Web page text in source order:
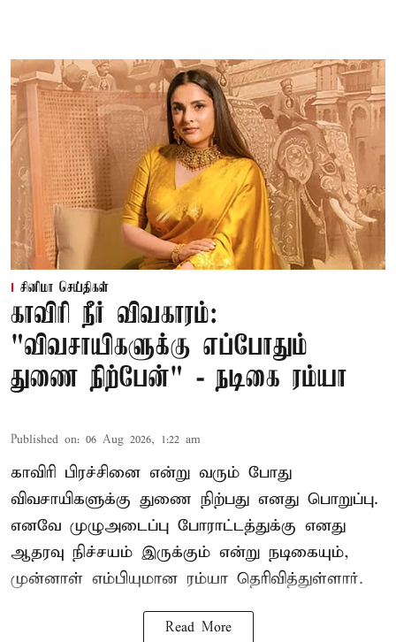
சினிமா செய்திகள்
காவிரி நீர் விவகாரம்:
"விவசாயிகளுக்கு எப்போதும்
துணை நிற்பேன்" - நடிகை ரம்யா
Published on: 06 Aug 2026, 1:22 am
காவிரி பிரச்சினை என்று வரும் போது
விவசாயிகளுக்கு துணை நிற்பது எனது பொறுப்பு.
எனவே முழுஅடைப்பு போராட்டத்துக்கு எனது
ஆதரவு நிச்சயம் இருக்கும் என்று நடிகையும்,
முன்னாள் எம்பியுமான ரம்யா தெரிவித்துள்ளார்.
Read More